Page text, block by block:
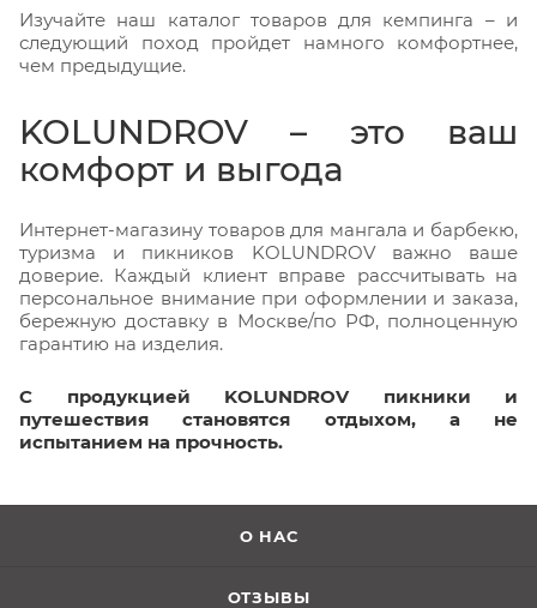
Изучайте наш каталог товаров для кемпинга – и
следующий поход пройдет намного комфортнее,
чем предыдущие.
KOLUNDROV – это ваш
комфорт и выгода
Интернет-магазину товаров для мангала и барбекю,
туризма и пикников KOLUNDROV важно ваше
доверие. Каждый клиент вправе рассчитывать на
персональное внимание при оформлении и заказа,
бережную доставку в Москве/по РФ, полноценную
гарантию на изделия.
С продукцией KOLUNDROV пикники и
путешествия становятся отдыхом, а не
испытанием на прочность.
О НАС
ОТЗЫВЫ